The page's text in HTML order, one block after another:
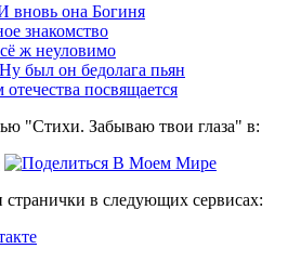
вновь она Богиня
знакомство
ж неуловимо
был он бедолага пьян
посвящается
"Стихи. Забываю твои глаза" в:
в следующих сервисах: